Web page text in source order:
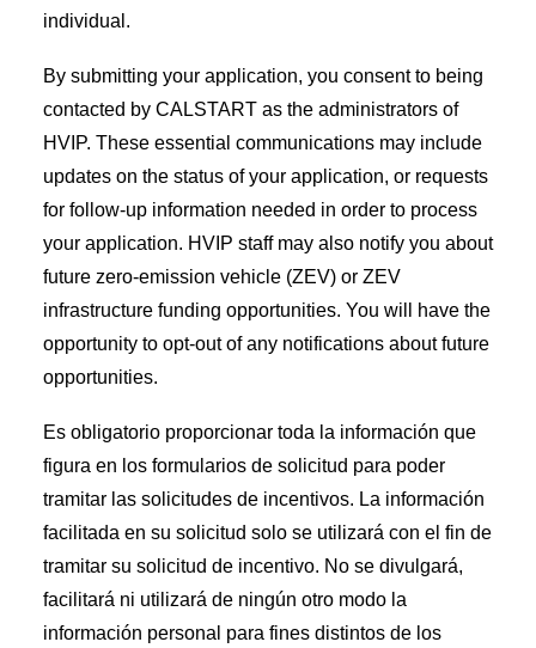
los vehículos elegibles y los incentivos
Catálogo
distribuidores autorizados por HVIP
Proveedores de
ISEF Conéct
ese con proveedores de soluciones de cero emisiones.
Impacto y datos
Herramientas, seguimiento y
mapas Herramientas de planificación y datos sobre el impacto
Impacto
canje de vales en todo el estado
Noticias y
eventosManténgase al día con las últimas noticias y eventos
del programa HVIP.
Ayuda y asistencia técnica
Preguntas
frecuentes:
obtenga respuestas a preguntas comunes.
individual.
By submitting your application, you consent to being
contacted by CALSTART as the administrators of
HVIP. These essential communications may include
updates on the status of your application, or requests
for follow-up information needed in order to process
your application. HVIP staff may also notify you about
future zero-emission vehicle (ZEV) or ZEV
infrastructure funding opportunities. You will have the
opportunity to opt-out of any notifications about future
opportunities.
Es obligatorio proporcionar toda la información que
figura en los formularios de solicitud para poder
tramitar las solicitudes de incentivos. La información
facilitada en su solicitud solo se utilizará con el fin de
tramitar su solicitud de incentivo. No se divulgará,
facilitará ni utilizará de ningún otro modo la
información personal para fines distintos de los